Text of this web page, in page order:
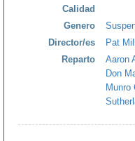
Calidad
Genero
Director/es
Pat
Reparto
Aaron
Don
Munro